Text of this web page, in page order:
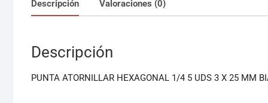
Descripción Valoraciones (0)
Descripción
PUNTA ATORNILLAR HEXAGONAL 1/4 5 UDS 3 X 25 MM